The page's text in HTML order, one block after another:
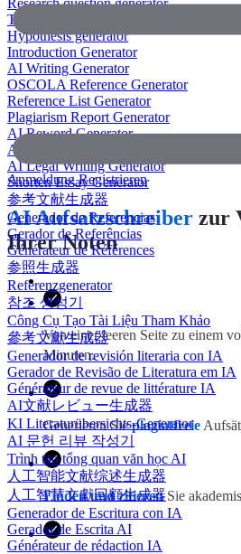
Research question generator
Thesis paragraph generator
Hypothesis generator
Introduction Generator
AI Writing Generator
OSCOLA Reference Generator
Reference List Generator
Plagiarism Report Generator
AI Reword Generator
AI Bullet Point Generator
AI Legal Writing Generator
Shorten Essay Generator
参考文献生成器
Generador de Referencias
Gerador de Referências
Générateur de Références
参照生成器
Referenzgenerator
참조 생성기
Công Cụ Tạo Tài Liệu Tham Khảo
參考文獻生成器
Generador de revisión literaria con IA
Gerador de Revisão de Literatura em IA
Générateur de revue de littérature IA
AI文献レビュー生成器
KI Literaturübersichts-Generator
AI 문헌 리뷰 작성기
Trình tạo tổng quan văn học AI
人工智能文献综述生成器
人工智慧文獻回顧生成器
Generador de Escritura con IA
Gerador de Escrita AI
Générateur de rédaction IA
AnmeldungRegistrieren
AI Aufsatzschreiber zur
Ihrer Noten
Von einer leeren Seite zu einem
Minuten.
Generieren Sieplagiatfreie
Finden und zitierenSie